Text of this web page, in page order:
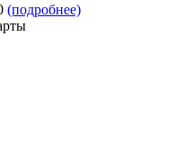
(подробнее)